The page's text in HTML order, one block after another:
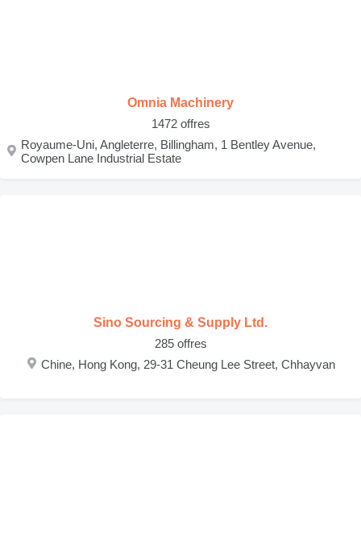
Omnia Machinery
1472 offres
Royaume-Uni, Angleterre, Billingham, 1 Bentley Avenue,
Cowpen Lane Industrial Estate
Sino Sourcing & Supply Ltd.
285 offres
Chine, Hong Kong, 29-31 Cheung Lee Street, Chhayvan